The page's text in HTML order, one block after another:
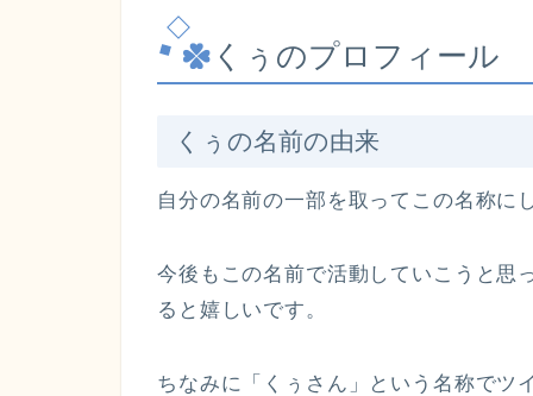
くぅのプロフィール
くぅの名前の由来
自分の名前の一部を取ってこの名称に
今後もこの名前で活動していこうと思
ると嬉しいです。
ちなみに「くぅさん」という名称でツ